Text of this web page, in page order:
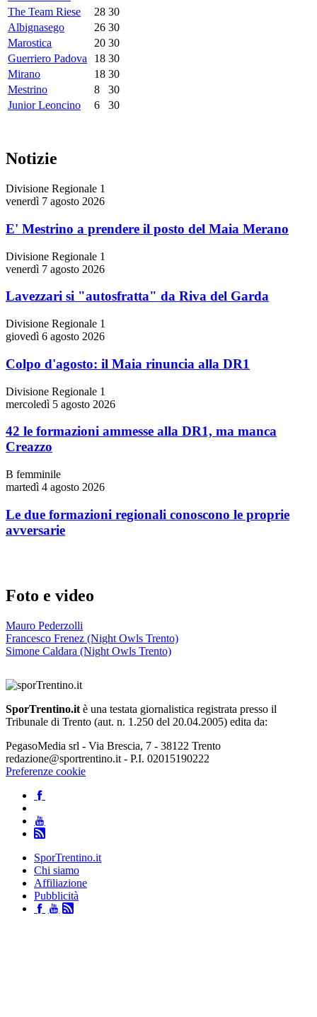
The Team Riese
28 30
Albignasego
26 30
Marostica
20 30
Guerriero Padova
18 30
Mirano
18 30
Mestrino
8
30
Junior Leoncino
6 30
Notizie
Divisione Regionale 1
venerdì 7 agosto 2026
E' Mestrino a prendere il posto del Maia Merano
Divisione Regionale 1
venerdì 7 agosto 2026
Lavezzari si "autosfratta" da Riva del Garda
Divisione Regionale 1
giovedì 6 agosto 2026
Colpo d'agosto: il Maia rinuncia alla DR1
Divisione Regionale 1
mercoledì 5 agosto 2026
42 le formazioni ammesse alla DR1, ma manca
Creazzo
B femminile
martedì 4 agosto 2026
Le due formazioni regionali conoscono le proprie
avversarie
Foto e video
Mauro Pederzolli
Francesco Frenez (Night Owls Trento)
Simone Caldara (Night Owls Trento)
SporTrentino.it è una testata giornalistica registrata presso il
Tribunale di Trento (aut. n. 1.250 del 20.04.2005) edita da:
PegasoMedia srl - Via Brescia, 7 - 38122 Trento
redazione@sportrentino.it - P.I. 02015190222
Preferenze cookie
SporTrentino.it
Chi siamo
Affiliazione
Pubblicità